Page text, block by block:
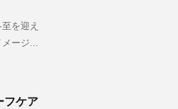
を迎え
メージ...
ケア